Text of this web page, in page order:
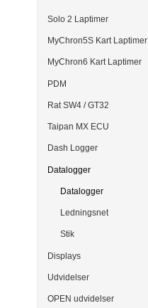
Solo 2 Laptimer
MyChron5S Kart Laptimer
MyChron6 Kart Laptimer
PDM
Rat SW4 / GT32
Taipan MX ECU
Dash Logger
Datalogger
Datalogger
Ledningsnet
Stik
Displays
Udvidelser
OPEN udvidelser